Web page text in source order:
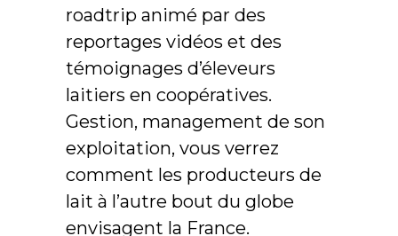
roadtrip animé par des
reportages vidéos et des
témoignages d’éleveurs
laitiers en coopératives.
Gestion, management de son
exploitation, vous verrez
comment les producteurs de
lait à l’autre bout du globe
envisagent la France.